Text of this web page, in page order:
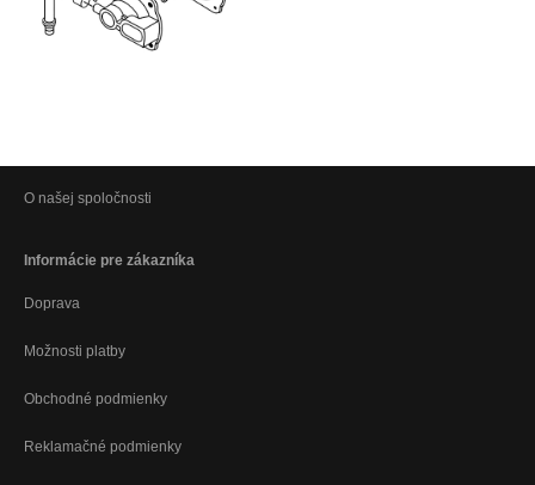
O našej spoločnosti
Informácie pre zákazníka
Doprava
Možnosti platby
Obchodné podmienky
Reklamačné podmienky